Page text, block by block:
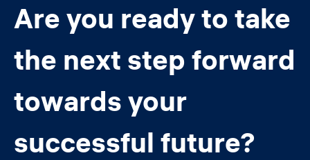
Are you ready to take
the next step forward
towards your
successful future?